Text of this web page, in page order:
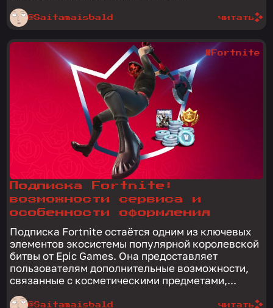
@Saitamaisbald читать
Подписка Fortnite:
возможности сервиса и
особенности оформления
Подписка Fortnite остаётся одним из ключевых
элементов экосистемы популярной королевской
битвы от Epic Games. Она предоставляет
пользователям дополнительные возможности,
связанные с косметическими предметами,...
@Saitamaisbald
#Fortnite
читать